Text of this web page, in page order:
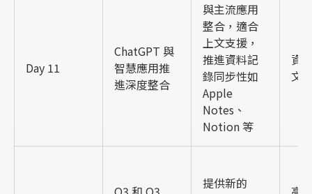
Day 11
ChatGPT 與
智慧應用推
進深度整合
與主流應用
整合，適合
上文支援，
推進資料記
錄同步性如
Apple
Notes、
Notion 等
資
文
提供新的